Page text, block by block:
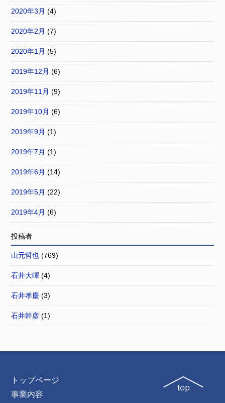
2020年3月 (4)
2020年2月 (7)
2020年1月 (5)
2019年12月 (6)
2019年11月 (9)
2019年10月 (6)
2019年9月 (1)
2019年7月 (1)
2019年6月 (14)
2019年5月 (22)
2019年4月 (6)
投稿者
山元哲也 (769)
石井大暉 (4)
石井孝慶 (3)
石井幹彦 (1)
トップページ
事業内容